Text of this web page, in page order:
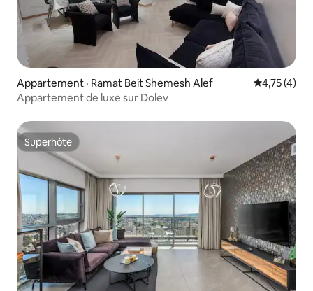
Appartement · Ramat Beit Shemesh Alef Note
4,75 (4)
Appartement de luxe sur Dolev
Superhôte
Superhôte